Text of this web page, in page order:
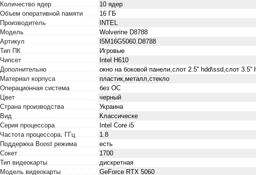
Количество ядер
10 ядер
Объем оперативной памяти
16 ГБ
Производитель
INTEL
Модель
Wolverine D8788
Артикул
I5M16G5060.D8788
Тип ПК
Игровые
Чипсет
Intel H610
Дополнительно
окно на боковой панели,слот 2.5'' hdd\ssd,слот
Материал корпуса
пластик,металл,стекло
Операционная система
без ОС
Цвет
черный
Страна производства
Украина
Вид
Классическе
Серия процессора
Intel Core i5
Частота процессора, ГГц
1.8
Поддержка Boost режима
есть
Сокет
1700
Тип видеокарты
дискретная
Модель видеокарты
GeForce RTX 5060